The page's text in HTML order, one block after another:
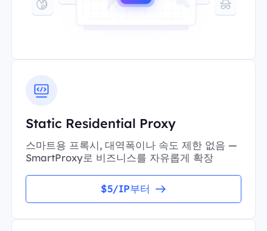
Static Residential Proxy
스마트용 프록시, 대역폭이나 속도 제한 없음 —
SmartProxy로 비즈니스를 자유롭게 확장
$5/IP부터